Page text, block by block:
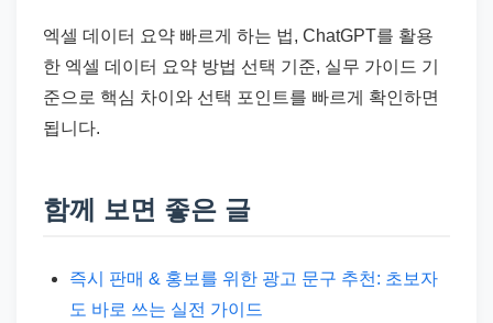
엑셀 데이터 요약 빠르게 하는 법, ChatGPT를 활용
한 엑셀 데이터 요약 방법 선택 기준, 실무 가이드 기
준으로 핵심 차이와 선택 포인트를 빠르게 확인하면
됩니다.
함께 보면 좋은 글
즉시 판매 & 홍보를 위한 광고 문구 추천: 초보자
도 바로 쓰는 실전 가이드